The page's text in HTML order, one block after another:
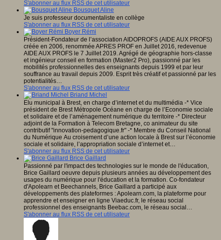
S'abonner au flux RSS de cet utilisateur
Bousquet Aline
Je suis professeur documentaliste en collège
S'abonner au flux RSS de cet utilisateur
Boyer Rémi
Président-Fondateur de l’association AIDOPROFS (AIDE AUX PROFS)
créée en 2006, renommée APRES PROF en Juillet 2016, redevenue
AIDE AUX PROFS le 7 Juillet 2019. Agrégé de géographie hors-classe
et ingénieur conseil en formation (Master2 Pro), passionné par les
mobilités professionnelles des enseignants depuis 1999 et par leur
souffrance au travail depuis 2009. Esprit très créatif et passionné par les
potentialités…
S'abonner au flux RSS de cet utilisateur
Briand Michel
Elu municipal à Brest, en charge d’internet et du multimédia -* Vice
président de Brest Métropole Océane en charge de l’Economie sociale
et solidaire et de l’aménagement numérique du territoire -* Directeur
adjoint de la Formation à Telecom Bretagne, co animateur du site
contributif "innovation-pedagogique.fr" -* Membre du Conseil National
du Numérique Au croisement d’une action locale à Brest sur l’économie
sociale et solidaire, l’appropriation sociale d’internet et…
S'abonner au flux RSS de cet utilisateur
Brice Gaillard
Passionné par l'impact des technologies sur le monde de l'éducation,
Brice Gaillard oeuvre depuis plusieurs années au développement des
usages du numérique pour l'éducation et la formation. Co-fondateur
d'Apolearn et Beechannels, Brice Gaillard a participé aux
développements des plateformes : Apolearn.com, la plateforme pour
apprendre et enseigner en ligne Viaeduc.fr, le réseau social
professionnel des enseignants Beebac.com, le réseau social…
S'abonner au flux RSS de cet utilisateur